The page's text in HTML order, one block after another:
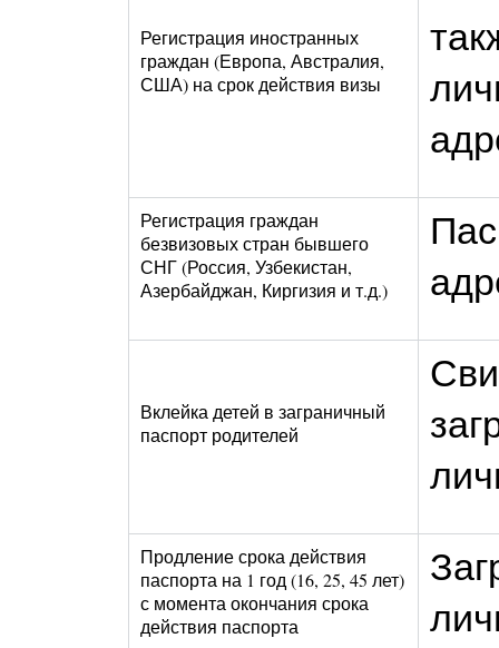
Регистрация иностранных
граждан (Европа, Австралия,
США) на срок действия визы
Регистрация граждан
безвизовых стран бывшего
СНГ (Россия, Узбекистан,
Азербайджан, Киргизия и т.д.)
Вклейка детей в заграничный
паспорт родителей
Продление срока действия
паспорта на 1 год (16, 25, 45 лет)
с момента окончания срока
действия паспорта